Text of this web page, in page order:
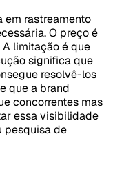
rastreamento
O preço é
limitação é que
significa que
resolvê-los
que a brand
concorrentes mas
essa visibilidade
pesquisa de